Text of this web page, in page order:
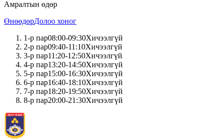
Амралтын өдөр
ӨнөөдөрДолоо хоног
1-р пар08:00-09:30Хичээлгүй
2-р пар09:40-11:10Хичээлгүй
3-р пар11:20-12:50Хичээлгүй
4-р пар13:20-14:50Хичээлгүй
5-р пар15:00-16:30Хичээлгүй
6-р пар16:40-18:10Хичээлгүй
7-р пар18:20-19:50Хичээлгүй
8-р пар20:00-21:30Хичээлгүй